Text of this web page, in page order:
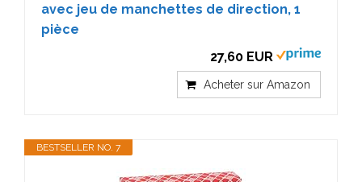
avec jeu de manchettes de direction, 1
pièce
27,60 EUR
Acheter sur Amazon
BESTSELLER NO. 7